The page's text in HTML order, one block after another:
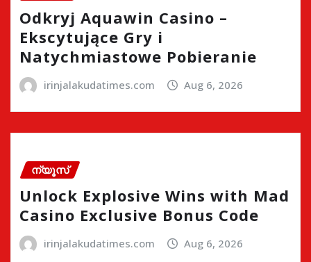
Odkryj Aquawin Casino –
Ekscytujące Gry i
Natychmiastowe Pobieranie
irinjalakudatimes.com Aug 6, 2026
ന്യൂസ്
Unlock Explosive Wins with Mad
Casino Exclusive Bonus Code
irinjalakudatimes.com Aug 6, 2026